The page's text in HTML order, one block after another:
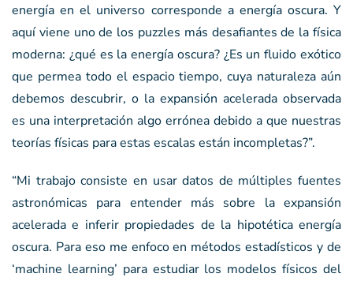
energía en el universo corresponde a energía oscura. Y
aquí viene uno de los puzzles más desafiantes de la física
moderna: ¿qué es la energía oscura? ¿Es un fluido exótico
que permea todo el espacio tiempo, cuya naturaleza aún
debemos descubrir, o la expansión acelerada observada
es una interpretación algo errónea debido a que nuestras
teorías físicas para estas escalas están incompletas?”.
“Mi trabajo consiste en usar datos de múltiples fuentes
astronómicas para entender más sobre la expansión
acelerada e inferir propiedades de la hipotética energía
oscura. Para eso me enfoco en métodos estadísticos y de
‘machine learning’ para estudiar los modelos físicos del